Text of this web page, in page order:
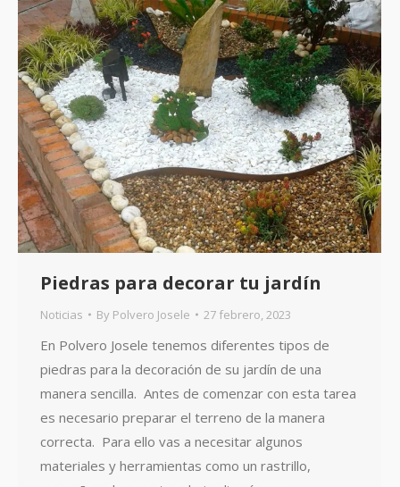
Piedras para decorar tu jardín
Noticias By Polvero Josele 27 febrero, 2023
En Polvero Josele tenemos diferentes tipos de
piedras para la decoración de su jardín de una
manera sencilla. Antes de comenzar con esta tarea
es necesario preparar el terreno de la manera
correcta. Para ello vas a necesitar algunos
materiales y herramientas como un rastrillo,